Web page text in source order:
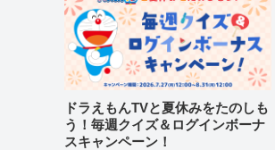
ドラえもんTVと夏休みをたのしも
う！毎週クイズ＆ログインボーナ
スキャンペーン！